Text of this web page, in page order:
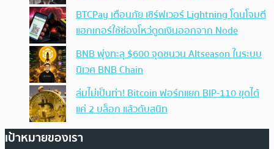
BTCPay เตือนภัย เซิร์ฟเวอร์ Lightning โดนโจมตี
แฮกเกอร์ใช้ช่องโหว่ดูดเงินออกจาก Node
BNB พุ่งทะลุ $600 จุดชนวน Altseason ในระบบ
นิเวศ BNB Chain
ล่มไม่เป็นท่า! Bitcoin ฟอร์กแยก BIP-110 ขุดได้
แค่ 2 บล็อก แล้วดับสนิท
เป้าหมายของเรา